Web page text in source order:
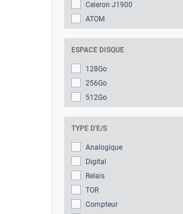
Celeron J1900
ATOM
ESPACE DISQUE
128Go
256Go
512Go
TYPE D'E/S
Analogique
Digital
Relais
TOR
Compteur